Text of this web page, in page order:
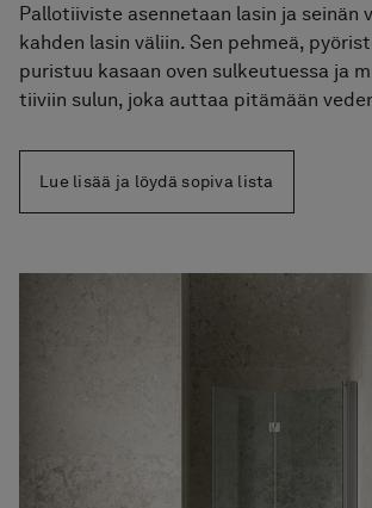
Pallotiiviste asennetaan lasin ja seinän
kahden lasin väliin. Sen pehmeä,
puristuu kasaan oven sulkeutuessa ja
tiiviin sulun, joka auttaa pitämään
Lue lisää ja löydä sopiva lista